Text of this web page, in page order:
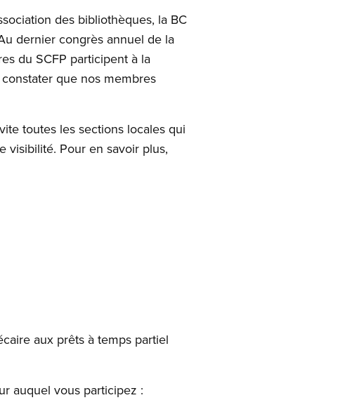
des bibliothèques, la BC
dernier congrès annuel de la
du SCFP participent à la
que nos membres
toutes les sections locales qui
visibilité. Pour en savoir plus,
aux prêts à temps partiel
auquel vous participez :